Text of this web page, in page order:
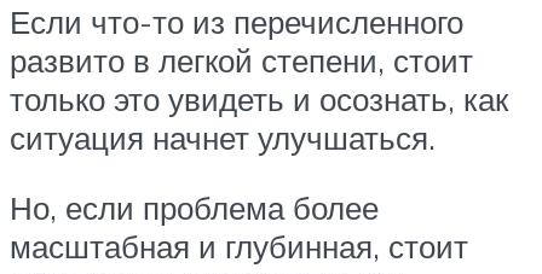
Если что-то из перечисленного
развито в легкой степени, стоит
только это увидеть и осознать, как
ситуация начнет улучшаться.
Но, если проблема более
масштабная и глубинная, стоит